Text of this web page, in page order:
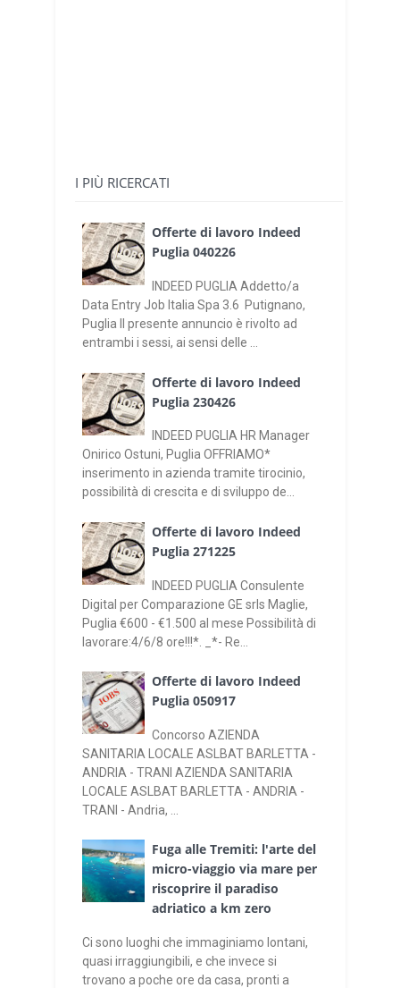
I PIÙ RICERCATI
Offerte di lavoro Indeed
Puglia 040226
INDEED PUGLIA Addetto/a
Data Entry Job Italia Spa 3.6 Putignano,
Puglia Il presente annuncio è rivolto ad
entrambi i sessi, ai sensi delle ...
Offerte di lavoro Indeed
Puglia 230426
INDEED PUGLIA HR Manager
Onirico Ostuni, Puglia OFFRIAMO*
inserimento in azienda tramite tirocinio,
possibilità di crescita e di sviluppo de...
Offerte di lavoro Indeed
Puglia 271225
INDEED PUGLIA Consulente
Digital per Comparazione GE srls Maglie,
Puglia €600 - €1.500 al mese Possibilità di
lavorare:4/6/8 ore!!!*. _*- Re...
Offerte di lavoro Indeed
Puglia 050917
Concorso AZIENDA
SANITARIA LOCALE ASLBAT BARLETTA -
ANDRIA - TRANI AZIENDA SANITARIA
LOCALE ASLBAT BARLETTA - ANDRIA -
TRANI - Andria, ...
Fuga alle Tremiti: l'arte del
micro-viaggio via mare per
riscoprire il paradiso
adriatico a km zero
Ci sono luoghi che immaginiamo lontani,
quasi irraggiungibili, e che invece si
trovano a poche ore da casa, pronti a